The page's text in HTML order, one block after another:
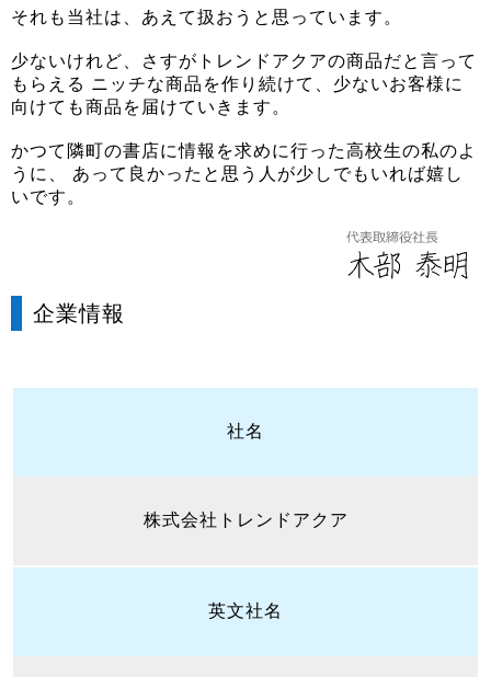
それも当社は、あえて扱おうと思っています。
少ないけれど、さすがトレンドアクアの商品だと言って
もらえる ニッチな商品を作り続けて、少ないお客様に
向けても商品を届けていきます。
かつて隣町の書店に情報を求めに行った高校生の私のよ
うに、 あって良かったと思う人が少しでもいれば嬉し
いです。
企業情報
社名
株式会社トレンドアクア
英文社名